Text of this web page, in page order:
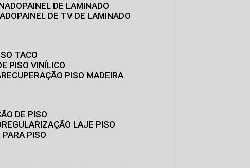
PAINEL DE LAMINADO
PAINEL DE TV DE LAMINADO
TACO
PISO VINÍLICO
RECUPERAÇÃO PISO MADEIRA
DE PISO
REGULARIZAÇÃO LAJE PISO
PARA PISO